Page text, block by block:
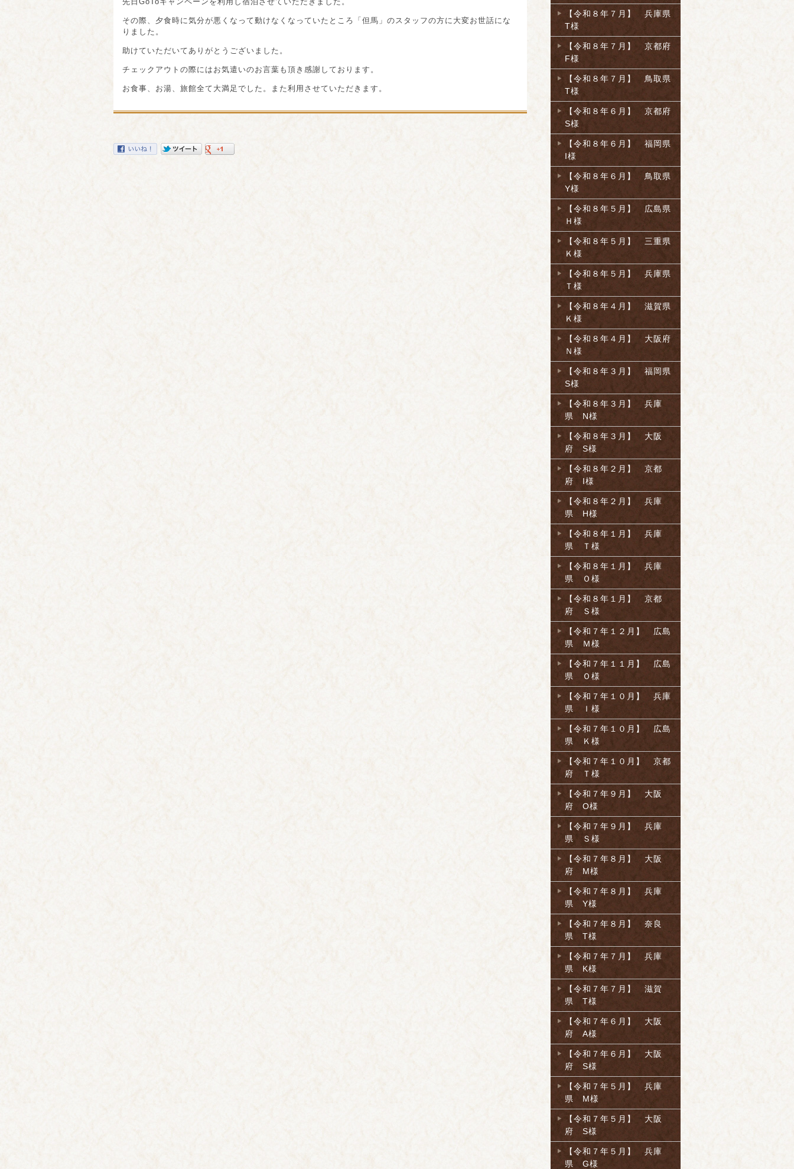
その際、夕食時に気分が悪くなって動けなくなっていたところ「但馬」のスタッフの方に大変お世話にな
りました。
助けていただいてありがとうございました。
チェックアウトの際にはお気遣いのお言葉も頂き感謝しております。
お食事、お湯、旅館全て大満足でした。また利用させていただきます。
【令和８年７月】 兵庫県
T様
【令和８年７月】 京都府
F様
【令和８年７月】 鳥取県
T様
【令和８年６月】 京都府
S様
【令和８年６月】 福岡県
I様
【令和８年６月】 鳥取県
Y様
【令和８年５月】 広島県
Ｈ様
【令和８年５月】 三重県
Ｋ様
【令和８年５月】 兵庫県
Ｔ様
【令和８年４月】 滋賀県
Ｋ様
【令和８年４月】 大阪府
Ｎ様
【令和８年３月】 福岡県
S様
【令和８年３月】 兵庫
県 N様
【令和８年３月】 大阪
府 S様
【令和８年２月】 京都
府 I様
【令和８年２月】 兵庫
県 H様
【令和８年１月】 兵庫
県 Ｔ様
【令和８年１月】 兵庫
県 Ｏ様
【令和８年１月】 京都
府 Ｓ様
【令和７年１２月】 広島
県 Ｍ様
【令和７年１１月】 広島
県 Ｏ様
【令和７年１０月】 兵庫
県 Ｉ様
【令和７年１０月】 広島
県 Ｋ様
【令和７年１０月】 京都
府 Ｔ様
【令和７年９月】 大阪
府 O様
【令和７年９月】 兵庫
県 Ｓ様
【令和７年８月】 大阪
府 M様
【令和７年８月】 兵庫
県 Y様
【令和７年８月】 奈良
県 T様
【令和７年７月】 兵庫
県 K様
【令和７年７月】 滋賀
県 T様
【令和７年６月】 大阪
府 A様
【令和７年６月】 大阪
府 S様
【令和７年５月】 兵庫
県 M様
【令和７年５月】 大阪
府 S様
【令和７年５月】 兵庫
県 G様